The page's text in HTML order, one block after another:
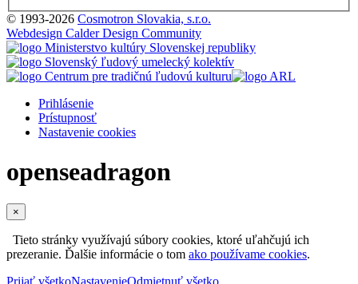
© 1993-2026 Cosmotron Slovakia, s.r.o.
Webdesign Calder Design Community
Prihlásenie
Prístupnosť
Nastavenie cookies
openseadragon
×
Tieto stránky využívajú súbory cookies, ktoré uľahčujú ich
prezeranie. Ďalšie informácie o tom ako používame cookies.
Prijať všetkoNastavenieOdmietnuť všetko